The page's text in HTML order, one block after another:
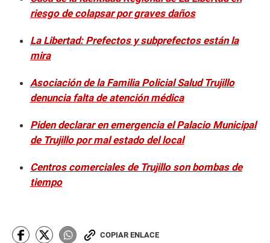
riesgo de colapsar por graves daños
La Libertad: Prefectos y subprefectos están la
mira
Asociación de la Familia Policial Salud Trujillo
denuncia falta de atención médica
Piden declarar en emergencia el Palacio Municipal
de Trujillo por mal estado del local
Centros comerciales de Trujillo son bombas de
tiempo
COPIAR ENLACE